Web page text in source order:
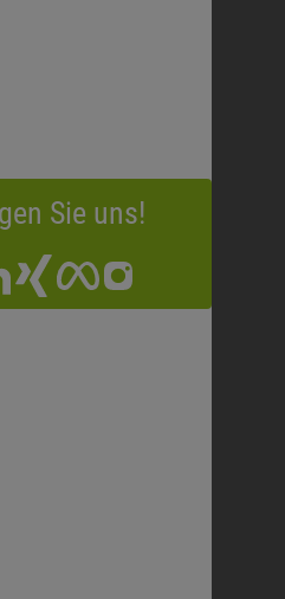
Sie uns!